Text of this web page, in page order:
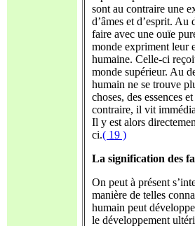
sont au contraire une
d’âmes et d’esprit.
faire avec une ouïe
monde expriment leur
humaine. Celle-ci
monde supérieur. Au
humain ne se trouve
choses, des essences
contraire, il vit
Il y est alors
ci.( 19 )
La signification des
On peut à présent
manière de telles
humain peut
le développement